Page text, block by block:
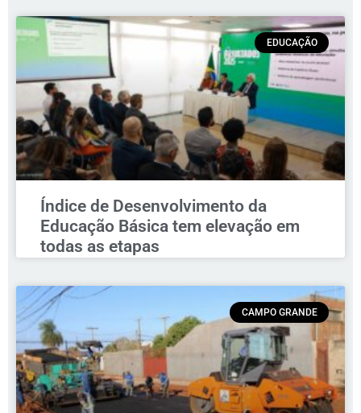
EDUCAÇÃO
Índice de Desenvolvimento da
Educação Básica tem elevação em
todas as etapas
CAMPO GRANDE